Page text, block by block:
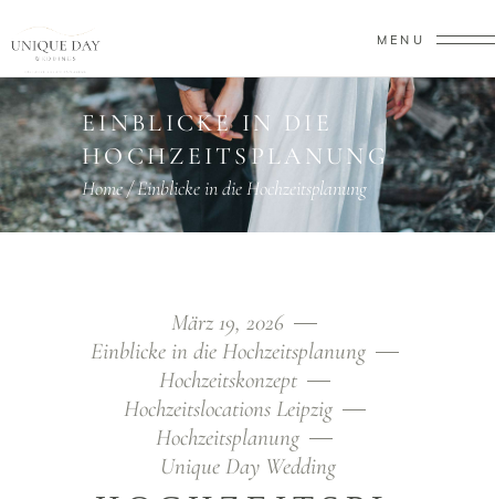
MENU
EINBLICKE IN DIE
HOCHZEITSPLANUNG
Home/Einblicke in die Hochzeitsplanung
März 19, 2026
Einblicke in die Hochzeitsplanung
Hochzeitskonzept
Hochzeitslocations Leipzig
Hochzeitsplanung
Unique Day Wedding